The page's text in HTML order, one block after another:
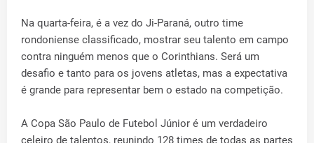
Na quarta-feira, é a vez do Ji-Paraná, outro time
rondoniense classificado, mostrar seu talento em campo
contra ninguém menos que o Corinthians. Será um
desafio e tanto para os jovens atletas, mas a expectativa
é grande para representar bem o estado na competição.
A Copa São Paulo de Futebol Júnior é um verdadeiro
celeiro de talentos, reunindo 128 times de todas as partes